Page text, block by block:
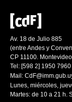
Av. 18 de Julio 885
(entre Andes y
CP 11100.
Tel: [598 2] 1950 7960
Mail:
Lunes, miércoles,
Martes: de 10 a 21 h.